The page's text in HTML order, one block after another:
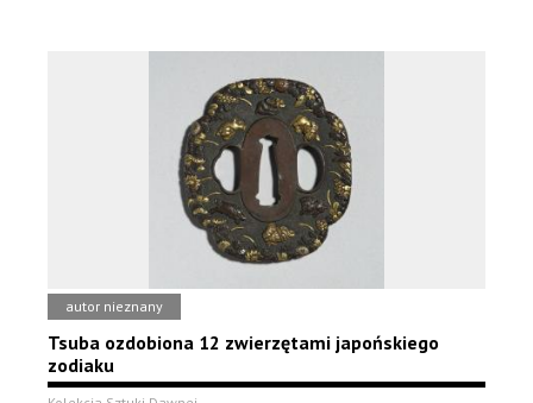
autor nieznany
Tsuba ozdobiona 12 zwierzętami japońskiego
zodiaku